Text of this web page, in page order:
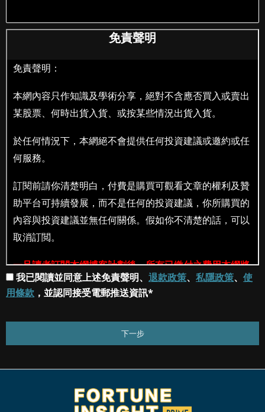
我已閱讀並同意上述免責聲明、 退款政策、 私隱政策、 使
用條款 ，並認同接受電郵推送資訊*